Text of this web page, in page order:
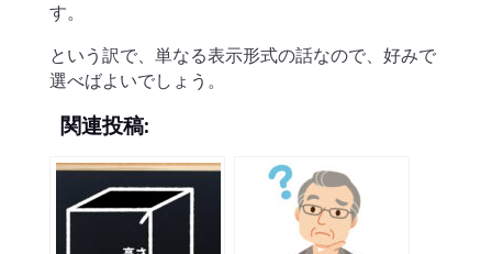
す。
という訳で、単なる表示形式の話なので、好みで
選べばよいでしょう。
関連投稿: